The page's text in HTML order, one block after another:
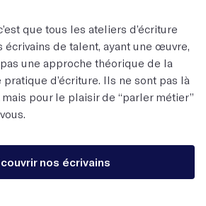
que tous les ateliers d’écriture
écrivains de talent, ayant une œuvre,
une approche théorique de la
d’écriture. Ils ne sont pas là
pour le plaisir de “parler métier”
nos écrivains